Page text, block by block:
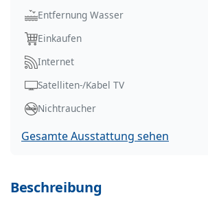
Entfernung Wasser
Einkaufen
Internet
Satelliten-/Kabel TV
Nichtraucher
Gesamte Ausstattung sehen
Beschreibung